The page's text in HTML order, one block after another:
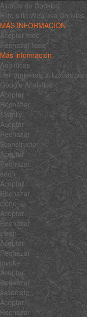
Ajustes de Cookies
Este sitio Web usa
MÁS INFORMACIÓN
Aceptar todo
Rechazar todo
Más información
Analíticas
Herramientas utilizadas
Google Analytics
Aceptar
Rechazar
$family
Aceptar
Rechazar
$constructor
Aceptar
Rechazar
each
Aceptar
Rechazar
clone
Aceptar
Rechazar
clean
Aceptar
Rechazar
invoke
Aceptar
Rechazar
associate
Aceptar
Rechazar